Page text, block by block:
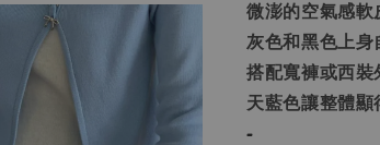
微澎的空氣感
灰色和黑色上身
搭配寬褲或西
天藍色讓整體顯
-